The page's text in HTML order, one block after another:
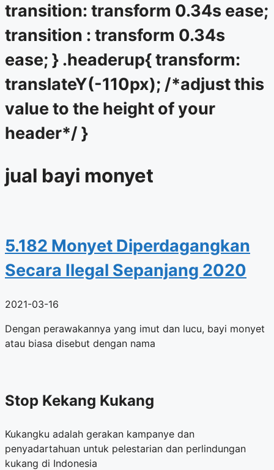
transition: transform 0.34s ease;
transition : transform 0.34s
ease; } .headerup{ transform:
translateY(-110px); /*adjust this
value to the height of your
header*/ }
jual bayi monyet
5.182 Monyet Diperdagangkan
Secara Ilegal Sepanjang 2020
2021-03-16
Dengan perawakannya yang imut dan lucu, bayi monyet
atau biasa disebut dengan nama
Stop Kekang Kukang
Kukangku adalah gerakan kampanye dan
penyadartahuan untuk pelestarian dan perlindungan
kukang di Indonesia